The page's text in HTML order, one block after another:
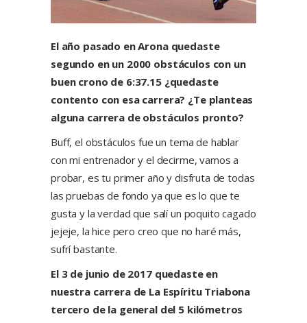
El año pasado en Arona quedaste
segundo en un 2000 obstáculos con un
buen crono de 6:37.15 ¿quedaste
contento con esa carrera? ¿Te planteas
alguna carrera de obstáculos pronto?
Buff, el obstáculos fue un tema de hablar
con mi entrenador y el decirme, vamos a
probar, es tu primer año y disfruta de todas
las pruebas de fondo ya que es lo que te
gusta y la verdad que salí un poquito cagado
jejeje, la hice pero creo que no haré más,
sufrí bastante.
El 3 de junio de 2017 quedaste en
nuestra carrera de La Espíritu Triabona
tercero de la general del 5 kilómetros